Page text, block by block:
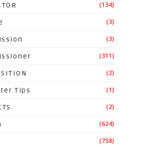
(134)
(3)
(3)
(311)
(2)
Tips (1)
(2)
(624)
(758)